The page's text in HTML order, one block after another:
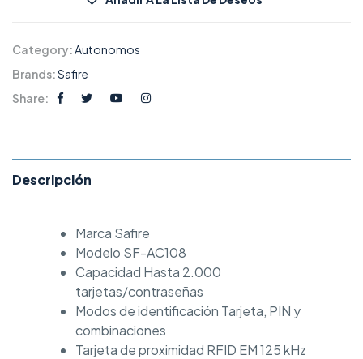
Category: Autonomos
Brands:Safire
Share:
Descripción
Marca Safire
Modelo SF-AC108
Capacidad Hasta 2.000
tarjetas/contraseñas
Modos de identificación Tarjeta, PIN y
combinaciones
Tarjeta de proximidad RFID EM 125 kHz